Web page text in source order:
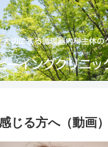
じる方へ（動画）